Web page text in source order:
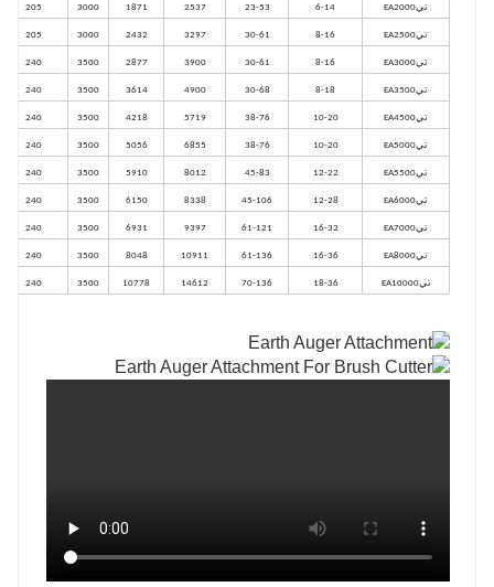
تيEA2000
6-14
23-53
2537
1871
3000
205
تيEA2500
8-16
30-61
3297
2432
3000
205
تيEA3000
8-16
30-61
3900
2877
3500
240
تيEA3500
8-18
30-68
4900
3614
3500
240
تيEA4500
10-20
38-76
5719
4218
3500
240
تيEA5000
10-20
38-76
6855
5056
3500
240
تيEA5500
12-22
45-83
8012
5910
3500
240
تيEA6000
12-28
45-106
8338
6150
3500
240
تيEA7000
16-32
61-121
9397
6931
3500
240
تيEA8000
16-36
61-136
10911
8048
3500
240
تيEA10000
18-36
70-136
14612
10778
3500
240